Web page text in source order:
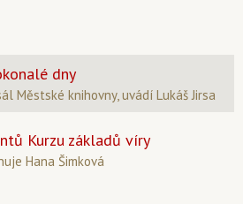
dny
Městské knihovny, uvádí Lukáš Jirsa
Kurzu základů víry
Hana Šimková